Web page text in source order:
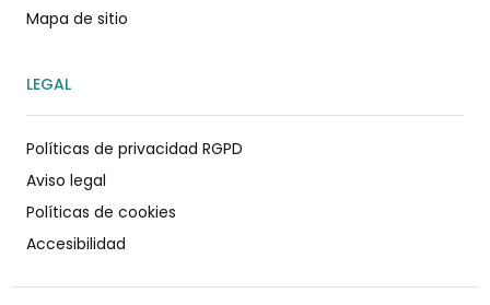
Mapa de sitio
LEGAL
Políticas de privacidad RGPD
Aviso legal
Políticas de cookies
Accesibilidad